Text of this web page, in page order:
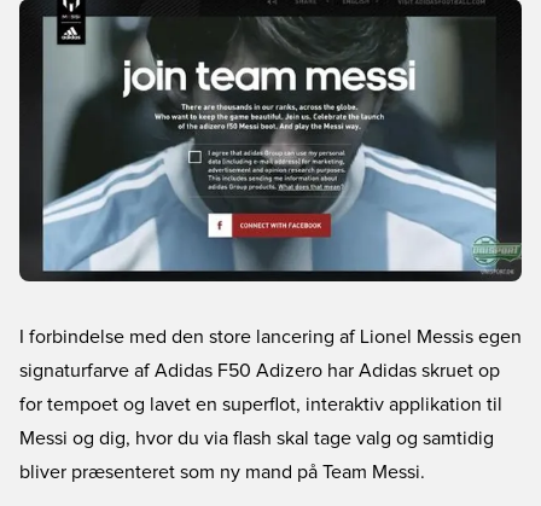
I forbindelse med den store lancering af Lionel Messis egen
signaturfarve af Adidas F50 Adizero har Adidas skruet op
for tempoet og lavet en superflot, interaktiv applikation til
Messi og dig, hvor du via flash skal tage valg og samtidig
bliver præsenteret som ny mand på Team Messi.